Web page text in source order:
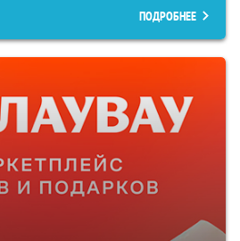
ПОДРОБНЕЕ